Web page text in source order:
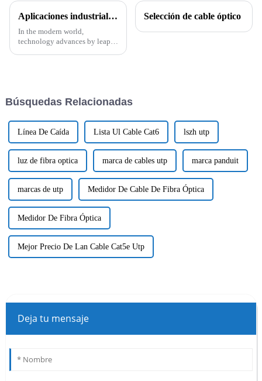
Aplicaciones industriales de los cables CAT6A CAT7 y CAT8 y sus características técnicas
In the modern world,
technology advances by leaps
Selección de cable óptico
Búsquedas Relacionadas
Línea De Caída Lista Ul Cable Cat6 lszh utp
luz de fibra optica marca de cables utp marca panduit
marcas de utp Medidor De Cable De Fibra Óptica
Medidor De Fibra Óptica
Mejor Precio De Lan Cable Cat5e Utp
Deja tu mensaje